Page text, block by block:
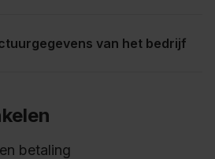
betaling
van het bedrijf